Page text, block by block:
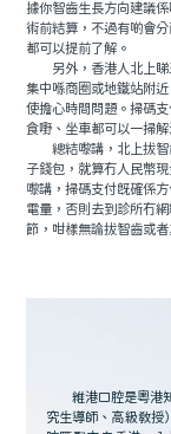
據你智齒生長方向建議
術前結算，不過有啲會
都可以提前了解。
另外，香港人北上睇
集中喺商圈或地鐵站附
使擔心時間問題。掃碼
食嘢、坐車都可以一掃
總結嚟講，北上拔智
子錢包，就算冇人民幣
嚟講，掃碼支付既確係
電量，否則去到診所冇
節，咁樣無論拔智齒或
維港口腔是粵港
究生導師、高級教授